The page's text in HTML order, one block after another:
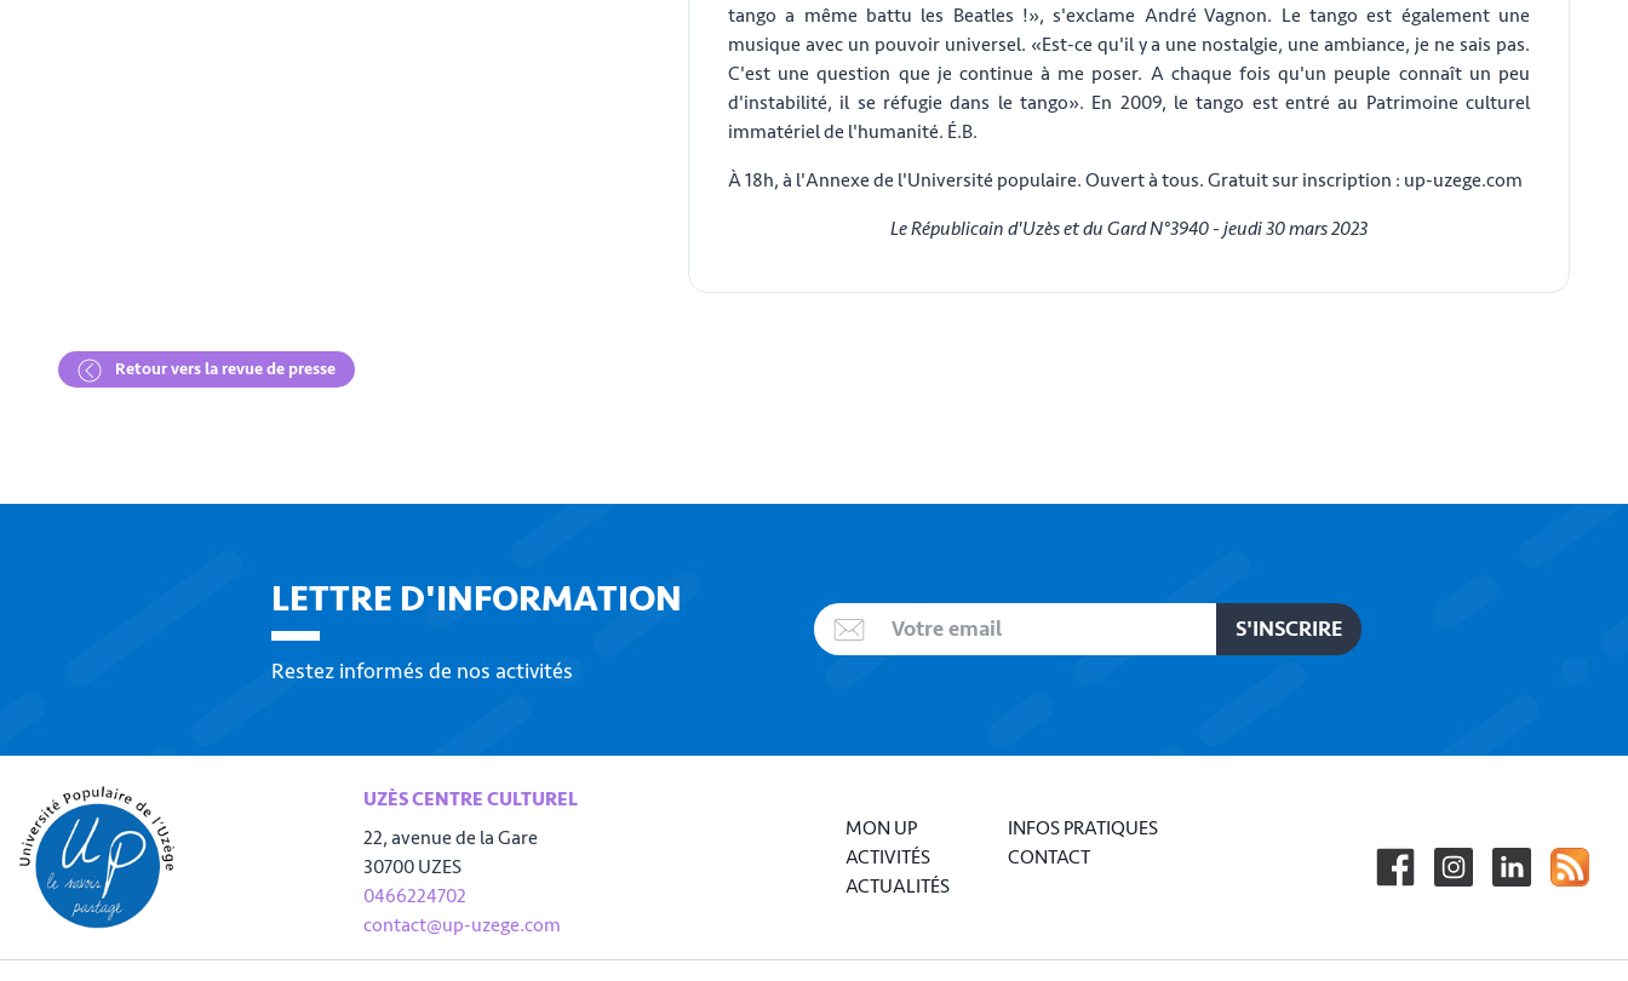
tango a même battu les Beatles !», s'exclame André Vagnon. Le tango est également une
musique avec un pouvoir universel. «Est-ce qu'il y a une nostalgie, une ambiance, je ne sais pas.
C'est une question que je continue à me poser. A chaque fois qu'un peuple connaît un peu
d'instabilité, il se réfugie dans le tango». En 2009, le tango est entré au Patrimoine culturel
immatériel de l'humanité. É.B.
À 18h, à l'Annexe de l'Université populaire. Ouvert à tous. Gratuit sur inscription : up-uzege.com
Le Républicain d'Uzès et du Gard N°3940 - jeudi 30 mars 2023
Retour vers la revue de presse
LETTRE D'INFORMATION
Restez informés de nos activités
UZÈS CENTRE CULTUREL
22, avenue de la Gare
30700 UZES
0466224702
contact@up-uzege.com
MON UP
ACTIVITÉS
ACTUALITÉS
INFOS PRATIQUES
CONTACT